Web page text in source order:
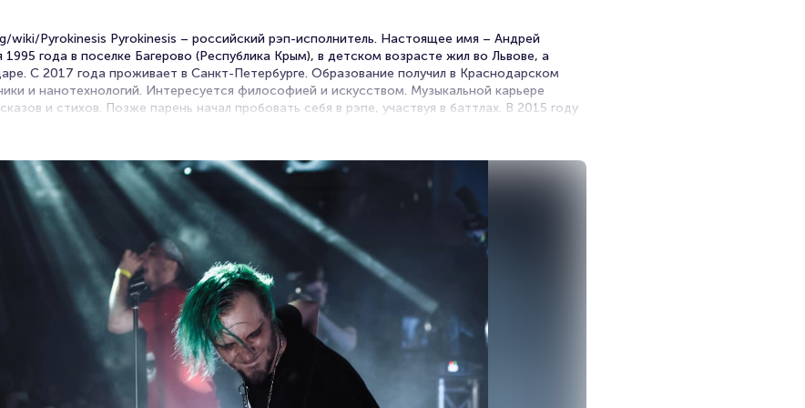
wiki/Pyrokinesis Pyrokinesis – российский рэп-исполнитель. Настоящее имя – Андрей
года в поселке Багерово (Республика Крым), в детском возрасте жил во Львове, а
С 2017 года проживает в Санкт-Петербурге. Образование получил в Краснодарском
и нанотехнологий. Интересуется философией и искусством. Музыкальной карьере
и стихов. Позже парень начал пробовать себя в рэпе, участвуя в баттлах. В 2015 году
В 2019-м исполнитель презентовал два альбома – «Акустический» и «Моя
в первые сутки после выхода набрал 2 миллиона прослушиваний в сети. Вышедший в
отличается зрелыми и глубокомысленными взглядами, отразившимися в текстах. В августе
пластинку «Геометрия тьмы». Все альбомы Пирокинезиса концептуальны. Треки в них
героев тщательно продуманы. Общая идея все же оставляет слушателям простор для